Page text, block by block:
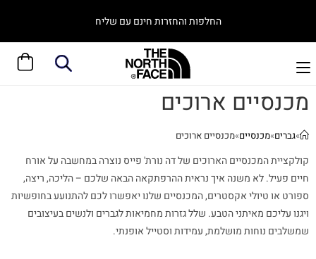
החלפות והחזרות חינם עם שליח
מכנסיים ארוכים
»גברים»מכנסיים»מכנסיים ארוכים
קולקציית המכנסיים הארוכים של דה נורת' פייס נוצרה במחשבה על אורח
חיים פעיל. לא משנה איך נראית ההרפתקאה הבאה שלכם – הליכה, ריצה,
ספורט או טיולי אקסטרים, המכנסיים שלנו יאפשרו לכם להתנועע בחופשיות
ויגנו עליכם מאיתני הטבע. שלל גזרות מחמיאות לגברים ולנשים בעיצובים
שמשלבים נוחות מושלמת, עמידות וסטייל אופנתי.